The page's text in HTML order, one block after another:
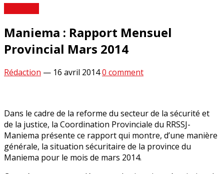
Maniema : Rapport Mensuel
Provincial Mars 2014
Rédaction — 16 avril 20140 comment
Dans le cadre de la reforme du secteur de la sécurité et
de la justice, la Coordination Provinciale du RRSSJ-
Maniema présente ce rapport qui montre, d’une manière
générale, la situation sécuritaire de la province du
Maniema pour le mois de mars 2014.